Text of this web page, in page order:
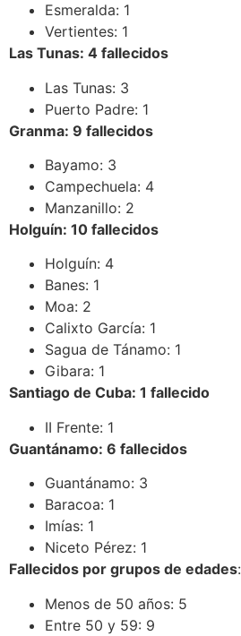
Esmeralda: 1
Vertientes: 1
Las Tunas: 4 fallecidos
Las Tunas: 3
Puerto Padre: 1
Granma: 9 fallecidos
Bayamo: 3
Campechuela: 4
Manzanillo: 2
Holguín: 10 fallecidos
Holguín: 4
Banes: 1
Moa: 2
Calixto García: 1
Sagua de Tánamo: 1
Gibara: 1
Santiago de Cuba: 1 fallecido
II Frente: 1
Guantánamo: 6 fallecidos
Guantánamo: 3
Baracoa: 1
Imías: 1
Niceto Pérez: 1
Fallecidos por grupos de edades:
Menos de 50 años: 5
Entre 50 y 59: 9